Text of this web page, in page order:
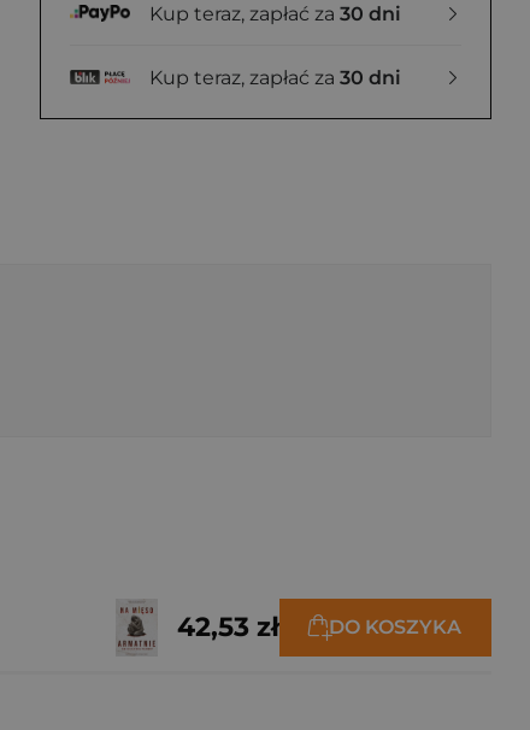
Kup teraz, zapłać za 30 dni
Kup teraz, zapłać za 30 dni
42,53 zł DO KOSZYKA